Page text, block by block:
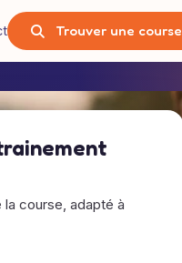
Trouver une course
la course, adapté à